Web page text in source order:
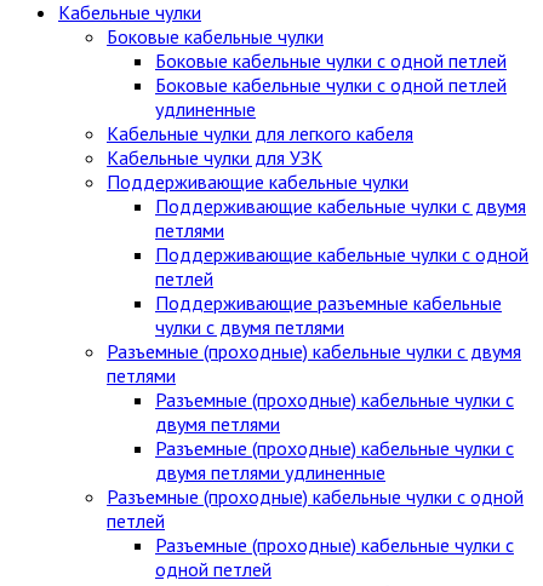
Кабельные чулки
Боковые кабельные чулки
Боковые кабельные чулки с одной петлей
Боковые кабельные чулки с одной петлей
удлиненные
Кабельные чулки для легкого кабеля
Кабельные чулки для УЗК
Поддерживающие кабельные чулки
Поддерживающие кабельные чулки с двумя
петлями
Поддерживающие кабельные чулки с одной
петлей
Поддерживающие разъемные кабельные
чулки с двумя петлями
Разъемные (проходные) кабельные чулки с двумя
петлями
Разъемные (проходные) кабельные чулки с
двумя петлями
Разъемные (проходные) кабельные чулки с
двумя петлями удлиненные
Разъемные (проходные) кабельные чулки с одной
петлей
Разъемные (проходные) кабельные чулки с
одной петлей